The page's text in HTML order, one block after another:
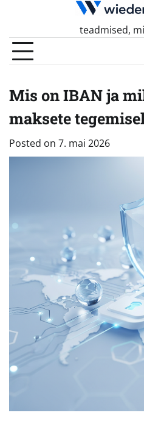
content
teadmised,
Mis on IBAN ja
maksete
Posted on 7. mai 2026